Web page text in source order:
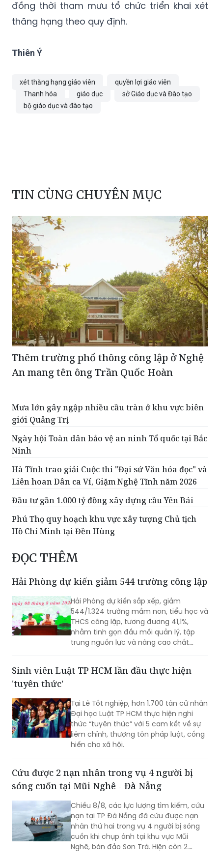
đồng thời tham mưu tổ chức triển khai xét
thăng hạng theo quy định.
Thiên Ý
xét thăng hạng giáo viên
quyền lợi giáo viên
Thanh hóa
giáo dục
sở Giáo dục và Đào tạo
bộ giáo dục và đào tạo
TIN CÙNG CHUYÊN MỤC
Thêm trường phổ thông công lập ở Nghệ
An mang tên ông Trần Quốc Hoàn
Mưa lớn gây ngập nhiều cầu tràn ở khu vực biên
giới Quảng Trị
Ngày hội Toàn dân bảo vệ an ninh Tổ quốc tại Bắc
Ninh
Hà Tĩnh trao giải Cuộc thi "Đại sứ Văn hóa đọc" và
Liên hoan Dân ca Ví, Giặm Nghệ Tĩnh năm 2026
Đầu tư gần 1.000 tỷ đồng xây dựng cầu Yên Bái
Phú Thọ quy hoạch khu vực xây tượng Chủ tịch
Hồ Chí Minh tại Đền Hùng
ĐỌC THÊM
Hải Phòng dự kiến giảm 544 trường công lập
Hải Phòng dự kiến sắp xếp, giảm
544/1.324 trường mầm non, tiểu học và
THCS công lập, tương đương 41,1%,
nhằm tinh gọn đầu mối quản lý, tập
trung nguồn lực và nâng cao chất
Sinh viên Luật TP HCM lần đầu thực hiện
'tuyên thức'
Tại Lễ Tốt nghiệp, hơn 1.700 tân cử nhân
Đại học Luật TP HCM thực hiện nghi
thức “tuyên thức” với 5 cam kết về sự
liêm chính, thượng tôn pháp luật, cống
hiến cho xã hội.
Cứu được 2 nạn nhân trong vụ 4 người bị
sóng cuốn tại Mũi Nghê - Đà Nẵng
Chiều 8/8, các lực lượng tìm kiếm, cứu
nạn tại TP Đà Nẵng đã cứu được nạn
nhân thứ hai trong vụ 4 người bị sóng
cuốn khi chụp ảnh tại khu vực Mũi
Nghê, bán đảo Sơn Trà. Hiện còn 2